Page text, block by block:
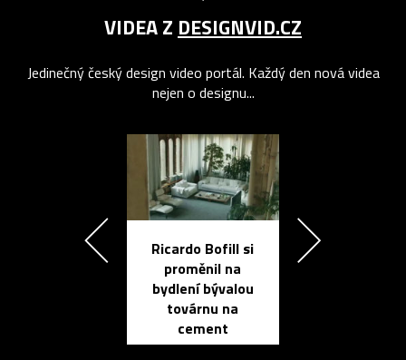
VIDEA Z DESIGNVID.CZ
Jedinečný český design video portál. Každý den nová videa
nejen o designu...
Ricardo Bofill si
proměnil na
bydlení bývalou
továrnu na
cement